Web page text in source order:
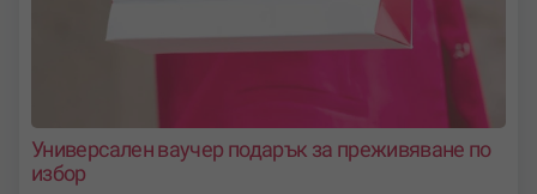
Универсален ваучер подарък за преживяване по
избор